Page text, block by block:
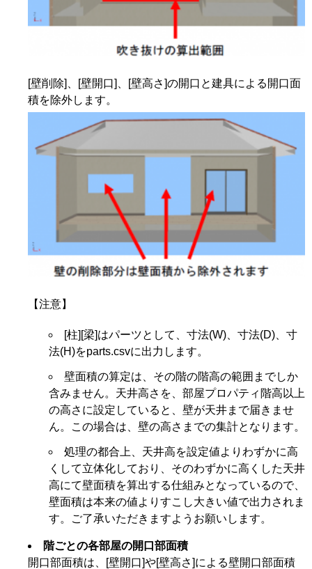
[壁削除]、[壁開口]、[壁高さ]の開口と建具による開口面
積を除外します。
【注意】
[柱][梁]はパーツとして、寸法(W)、寸法(D)、寸
法(H)をparts.csvに出力します。
壁面積の算定は、その階の階高の範囲までしか
含みません。天井高さを、部屋プロパティ階高以上
の高さに設定していると、壁が天井まで届きませ
ん。この場合は、壁の高さまでの集計となります。
処理の都合上、天井高を設定値よりわずかに高
くして立体化しており、そのわずかに高くした天井
高にて壁面積を算出する仕組みとなっているので、
壁面積は本来の値よりすこし大きい値で出力されま
す。ご了承いただきますようお願いします。
階ごとの各部屋の開口部面積
開口部面積は、[壁開口]や[壁高さ]による壁開口部面積